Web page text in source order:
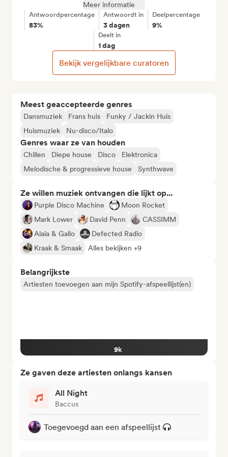
Meest geaccepteerde genres
Dansmuziek Frans huis
Funky / Jackin Huis
Huismuziek
Nu-disco/Italo
Genres waar ze van houden
Chillen Diepe house Disco
Elektronica
Melodische & progressieve house
Synthwave
Ze willen muziek ontvangen die lijkt op...
Purple Disco Machine
Moon Rocket
Mark Lower
David Penn
CASSIMM
Alaia & Gallo
Defected Radio
Kraak & Smaak
Alles bekijken +9
Belangrijkste
Artiesten toevoegen aan mijn Spotify-afspeellijst(en)
9k
Ze gaven deze artiesten onlangs kansen
All Night
Baccus
Toegevoegd aan een afspeellijst
Meer informatie
Antwoordpercentage
83%
Antwoordt in
3 dagen
Deelpercentage
9%
Deelt in
1 dag
Bekijk vergelijkbare curatoren